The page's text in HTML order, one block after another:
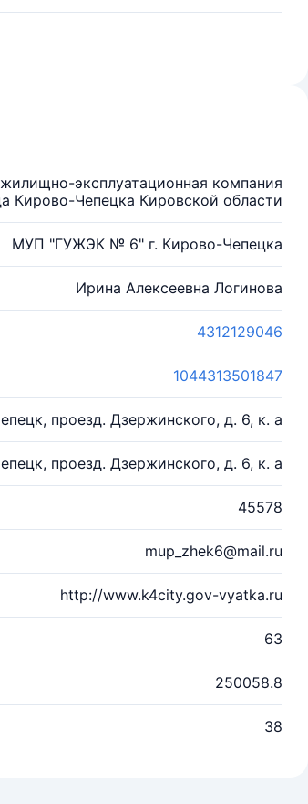
эксплуатационная компания
Кирово-Чепецка Кировской области
МУП "ГУЖЭК № 6" г. Кирово-Чепецка
Ирина Алексеевна Логинова
4312129046
1044313501847
проезд. Дзержинского, д. 6, к. а
проезд. Дзержинского, д. 6, к. а
45578
mup_zhek6@mail.ru
http://www.k4city.gov-vyatka.ru
63
250058.8
38